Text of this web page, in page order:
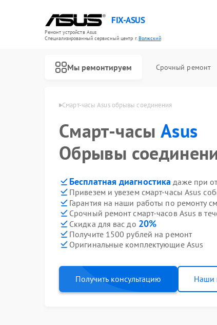
FIX-ASUS
Ремонт устройств Asus
Специализированный cервисный центр г.Волжский
Мы ремонтируем Срочный ремонт
Asus в Волжском Смарт-часы Asus обрывы соединения
Смарт-часы Asus
Обрывы
Бесплатная диагностика даже при
Привезем и увезем смарт-часы Asus
Гарантия на наши работы по ремонту
Срочный ремонт смарт-часов Asus в
Скидка для вас до 20%
Получите 1500 рублей на ремонт
Оригинальные комплектующие Asus
Получить консультацию Наши